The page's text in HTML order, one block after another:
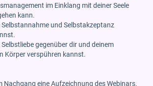
im Einklang mit deiner Seele
kann.
Selbstannahme und Selbstakzeptanz
Selbstliebe gegenüber dir und deinem
Körper verspühren kannst.
Nachgang eine Aufzeichnung des Webinars.